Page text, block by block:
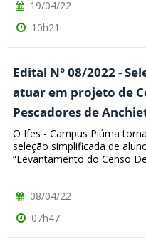
19/04/22
10h21
Edital N° 08/2022 -
atuar em projeto de
Pescadores de
O Ifes - Campus Piúma
seleção simplificada de
“Levantamento do Censo
08/04/22
07h47